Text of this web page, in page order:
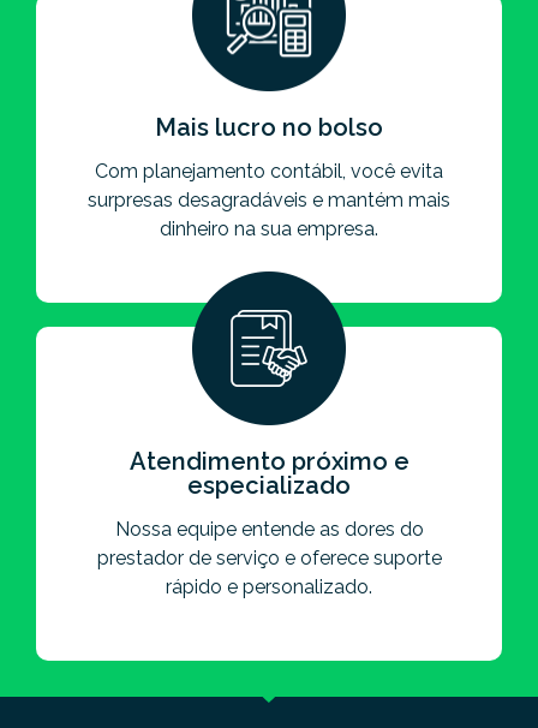
Mais lucro no bolso
Com planejamento contábil, você evita
surpresas desagradáveis e mantém mais
dinheiro na sua empresa.
Atendimento próximo e
especializado
Nossa equipe entende as dores do
prestador de serviço e oferece suporte
rápido e personalizado.